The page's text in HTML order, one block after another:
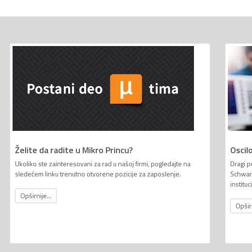
Želite da radite u Mikro Princu?
Ukoliko ste zainteresovani za rad u našoj firmi, pogledajte na
sledećem linku trenutno otvorene pozicije za zaposlenje.
Opširnije...
Dragi